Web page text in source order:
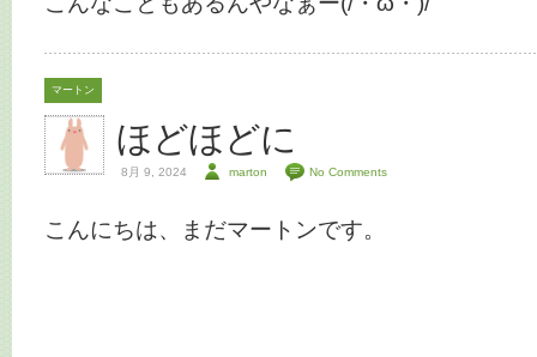
マートン
ほどほどに
8月 9, 2024 marton No Comments
こんにちは、まだマートンです。